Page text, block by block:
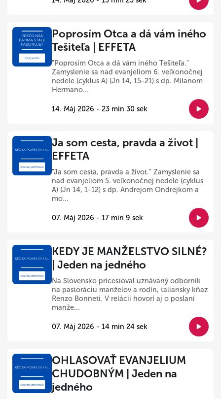
Poprosím Otca a dá vám iného
Tešiteľa | EFFETA
"Poprosím Otca a dá vám iného Tešiteľa."
Zamyslenie sa nad evanjeliom 6. veľkonočnej
nedele (cyklus A) (Jn 14, 15-21) s dp. Milanom
Hermano...
14. Máj 2026 - 23 min 30 sek
Ja som cesta, pravda a život |
EFFETA
"Ja som cesta, pravda a život." Zamyslenie sa
nad evanjeliom 5. veľkonočnej nedele (cyklus
A) (Jn 14, 1-12) s dp. Andrejom Ondrejkom a
mo...
07. Máj 2026 - 17 min 9 sek
KEDY JE MANŽELSTVO SILNÉ?
| Jeden na jedného
Na Slovensko pricestoval uznávaný odborník
na pastoráciu manželov a rodín, taliansky kňaz
Renzo Bonneti. V relácii hovorí aj o poslaní
manže...
07. Máj 2026 - 14 min 24 sek
OHLASOVAŤ EVANJELIUM
CHUDOBNÝM | Jeden na
jedného